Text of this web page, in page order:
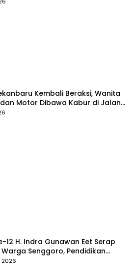
Kembali Beraksi, Wanita
Motor Dibawa Kabur di Jalan
12 H. Indra Gunawan Eet Serap
Senggoro, Pendidikan
Jadi Sorotan
2026